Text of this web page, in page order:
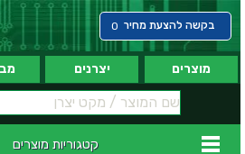
בקשה להצעת מחיר 0
מוצרים יצרנים
קטגוריות מוצרים